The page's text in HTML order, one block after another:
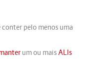
pelo menos uma
um ou maisALIs